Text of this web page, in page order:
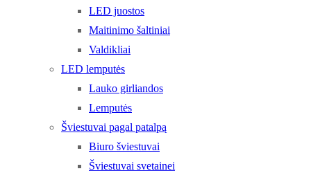
LED juostos
Maitinimo šaltiniai
Valdikliai
LED lemputės
Lauko girliandos
Lemputės
Šviestuvai pagal patalpą
Biuro šviestuvai
Šviestuvai svetainei